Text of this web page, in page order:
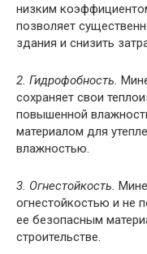
низким
позволяет
здания и снизить
2. Гидрофобность.
сохраняет свои
повышенной
материалом для
влажностью.
3. Огнестойкость.
огнестойкостью и не
ее безопасным
строительстве.